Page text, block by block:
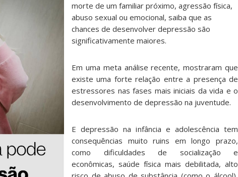
morte de um familiar próximo, agressão física,
abuso sexual ou emocional, saiba que as
chances de desenvolver depressão são
significativamente maiores.
Em uma meta análise recente, mostraram que
existe uma forte relação entre a presença de
estressores nas fases mais iniciais da vida e o
desenvolvimento de depressão na juventude.
E depressão na infância e adolescência tem
consequências muito ruins em longo prazo,
como dificuldades de socialização e
econômicas, saúde física mais debilitada, alto